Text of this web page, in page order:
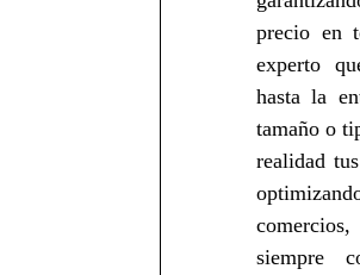
precio en
experto
hasta la
tamaño o
realidad
siempre